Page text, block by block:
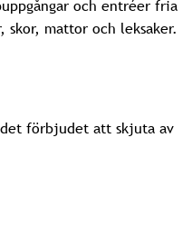
och entréer fria
skor, mattor och leksaker.
förbjudet att skjuta av